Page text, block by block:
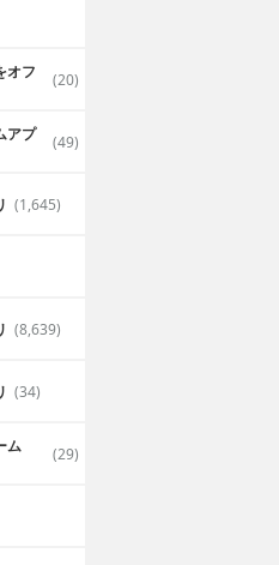
オフ (20)
アプ (49)
(1,645)
(8,639)
(34)
ム (29)